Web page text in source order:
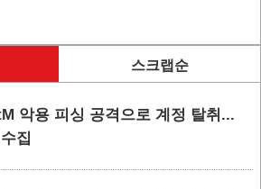
스크랩순
악용 피싱 공격으로 계정 탈취...
집